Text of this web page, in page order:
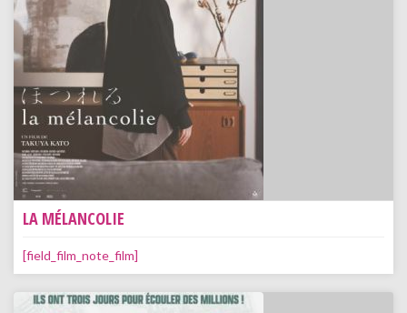
LA MÉLANCOLIE
[field_film_note_film]